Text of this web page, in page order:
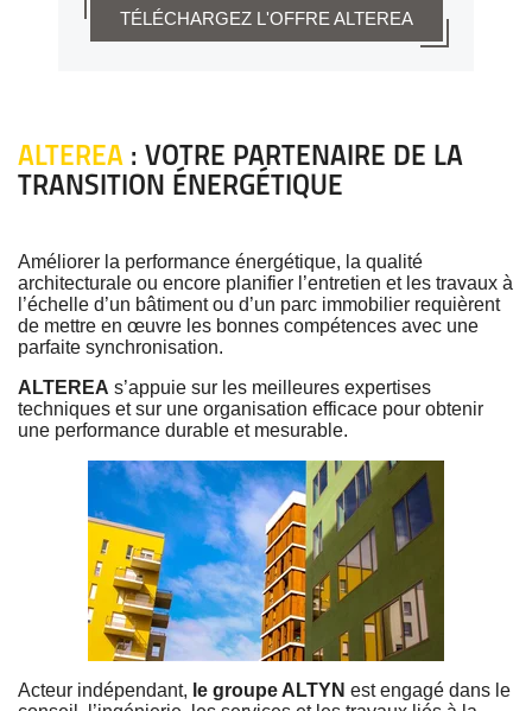
TÉLÉCHARGEZ L'OFFRE ALTEREA
ALTEREA : VOTRE PARTENAIRE DE LA
TRANSITION ÉNERGÉTIQUE
Améliorer la performance énergétique, la qualité
architecturale ou encore planifier l’entretien et les travaux à
l’échelle d’un bâtiment ou d’un parc immobilier requièrent
de mettre en œuvre les bonnes compétences avec une
parfaite synchronisation.
ALTEREA s’appuie sur les meilleures expertises
techniques et sur une organisation efficace pour obtenir
une performance durable et mesurable.
Acteur indépendant, le groupe ALTYN est engagé dans le